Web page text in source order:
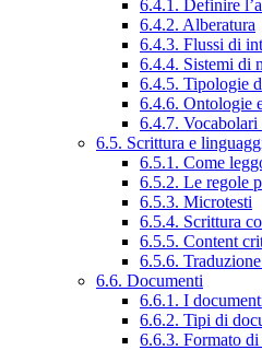
6.4.1. Definire
6.4.2. Alberatura
6.4.3. Flussi di
6.4.4. Sistemi di
6.4.5. Tipologie
6.4.6. Ontologie
6.4.7. Vocabolari
6.5. Scrittura e
6.5.1. Come
6.5.2. Le regole
6.5.3. Microtesti
6.5.4. Scrittura
6.5.5. Content
6.5.6.
6.6. Documenti
6.6.1. I
6.6.2. Tipi di
6.6.3. Formato